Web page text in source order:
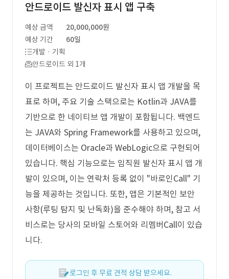
안드로이드 발신자 표시 앱 구축
예상 금액
20,000,000원
예상 기간
60일
개발 · 기획
안드로이드 외 1개
이 프로젝트는 안드로이드 발신자 표시 앱 개발을 목
표로 하며, 주요 기술 스택으로는 Kotlin과 JAVA를
기반으로 한 네이티브 앱 개발이 포함됩니다. 백엔드
는 JAVA와 Spring Framework를 사용하고 있으며,
데이터베이스는 Oracle과 WebLogic으로 구현되어
있습니다. 핵심 기능으로는 임직원 발신자 표시 앱 개
발이 있으며, 이는 연락처 등록 없이 "바로인Call" 기
능을 제공하는 것입니다. 또한, 앱은 기본적인 보안
사항(루팅 탐지 및 난독화)을 준수해야 하며, 참고 서
비스로는 당사의 모바일 스토어와 리멤버Call이 있습
니다.
로그인 후 무료 견적 상담 받으세요.